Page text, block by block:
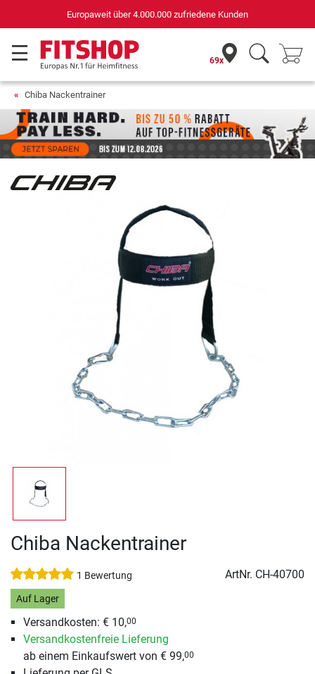
für Sportgeräte (n-tv+DISQ 2016-2024)
69x
Chiba Nackentrainer
Chiba Nackentrainer
1 Bewertung ArtNr. CH-40700
Auf Lager
Versandkosten: € 10,00
Versandkostenfreie Lieferung
ab einem Einkaufswert von € 99,00